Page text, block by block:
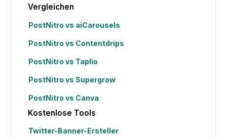
Vergleichen
PostNitro vs aiCarousels
PostNitro vs Contentdrips
PostNitro vs Taplio
PostNitro vs Supergrow
PostNitro vs Canva
Kostenlose Tools
Twitter-Banner-Ersteller